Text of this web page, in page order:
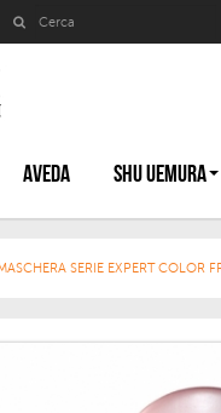
AVEDA SHU UEMURA
SERIE EXPERT COLOR